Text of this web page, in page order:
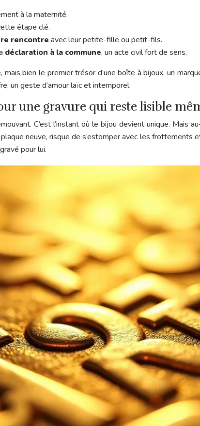
à la maternité.
étape clé.
rencontre avec leur petite-fille ou petit-fils.
déclaration à la commune, un acte civil fort de sens.
bien le premier trésor d’une boîte à bijoux, un
un geste d’amour laïc et intemporel.
une gravure qui reste lisible
C’est l’instant où le bijou devient unique. Mais
neuve, risque de s’estomper avec les frottements
pour lui.